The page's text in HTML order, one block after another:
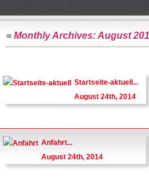
Monthly Archives:August
Startseite-aktuell...
August 24th, 2014
Anfahrt...
August 24th, 2014